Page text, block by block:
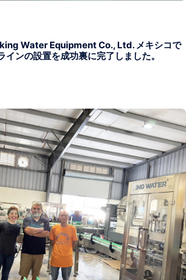
Water Equipment Co., Ltd. メキシコで
インの設置を成功裏に完了しました。